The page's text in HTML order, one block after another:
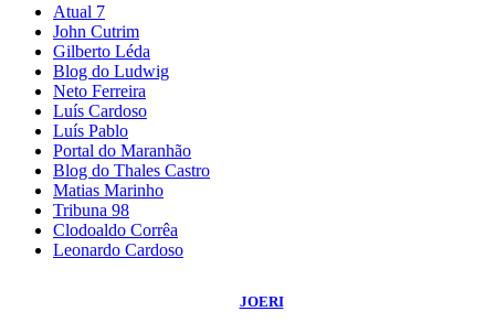
Atual 7
John Cutrim
Gilberto Léda
Blog do Ludwig
Neto Ferreira
Luís Cardoso
Luís Pablo
Portal do Maranhão
Blog do Thales Castro
Matias Marinho
Tribuna 98
Clodoaldo Corrêa
Leonardo Cardoso
JOERI